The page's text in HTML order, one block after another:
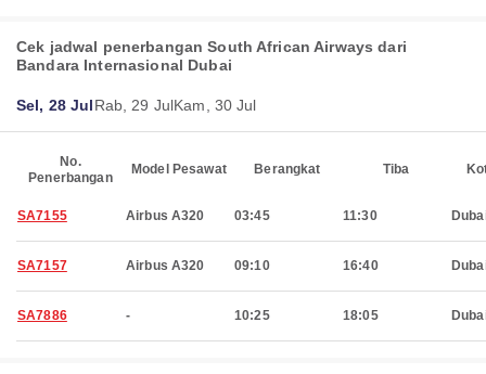
Cek jadwal penerbangan South African Airways dari
Bandara Internasional Dubai
Sel, 28 JulRab, 29 JulKam, 30 Jul
No.
Penerbangan
Model Pesawat Berangkat Tiba
SA7155 Airbus A320 03:45 11:30
SA7157 Airbus A320 09:10 16:40
SA7886 - 10:25 18:05